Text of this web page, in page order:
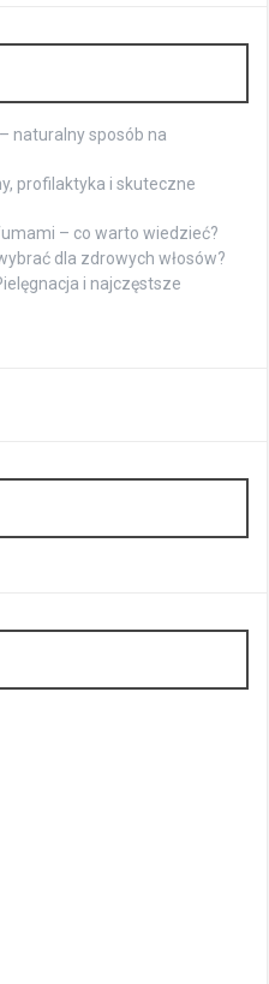
naturalny sposób na
profilaktyka i skuteczne
– co warto wiedzieć?
dla zdrowych włosów?
i najczęstsze